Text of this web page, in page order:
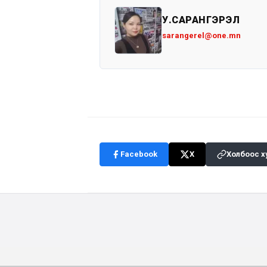
У.САРАНГЭРЭЛ
sarangerel@one.mn
Facebook X Холбоос